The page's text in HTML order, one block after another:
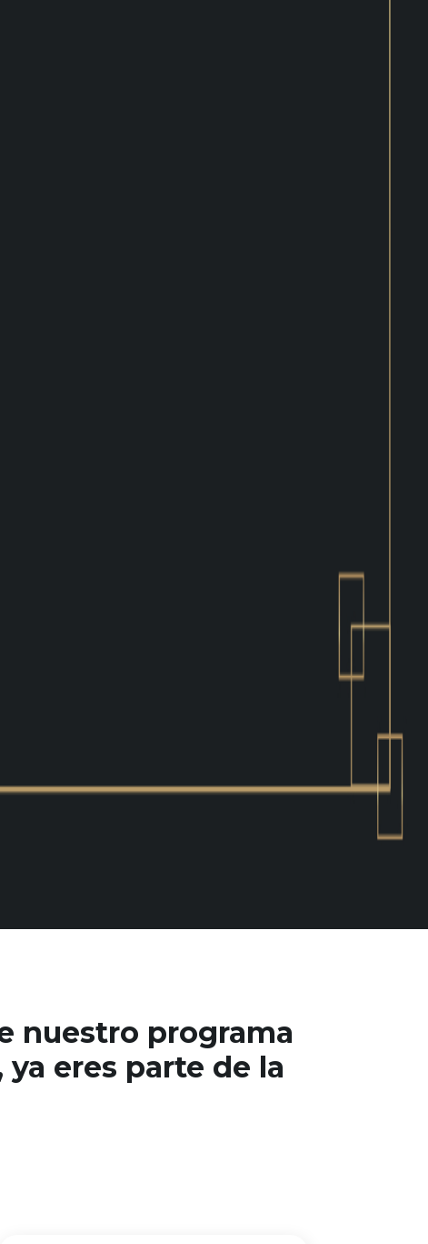
nuestro programa
eres parte de la